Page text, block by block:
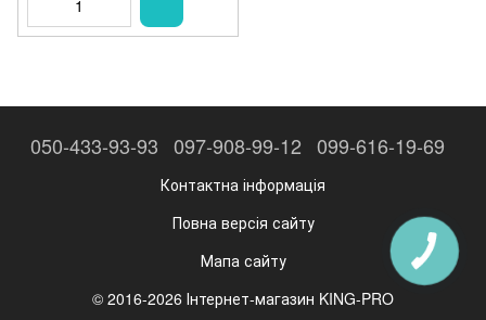
050-433-93-93 097-908-99-12 099-616-19-69
Контактна інформація
Повна версія сайту
Мапа сайту
© 2016-2026 Інтернет-магазин KING-PRO